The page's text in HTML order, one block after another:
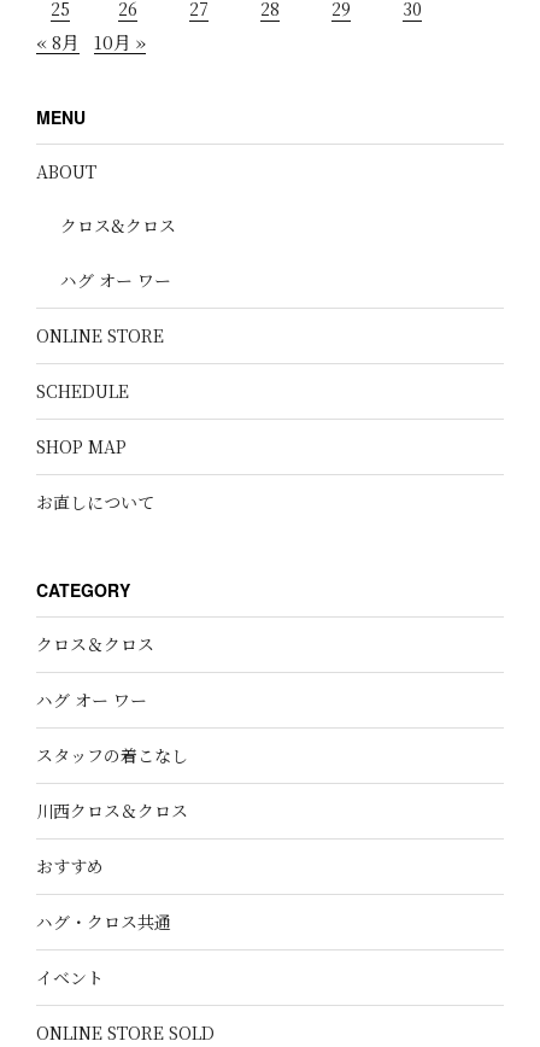
25
26 27 28 29 30
« 8月 10月 »
MENU
ABOUT
クロス&クロス
ハグ オー ワー
ONLINE STORE
SCHEDULE
SHOP MAP
お直しについて
CATEGORY
クロス＆クロス
ハグ オー ワー
スタッフの着こなし
川西クロス＆クロス
おすすめ
ハグ・クロス共通
イベント
ONLINE STORE SOLD